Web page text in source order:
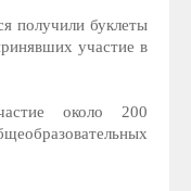
получили буклеты
участие в
около 200